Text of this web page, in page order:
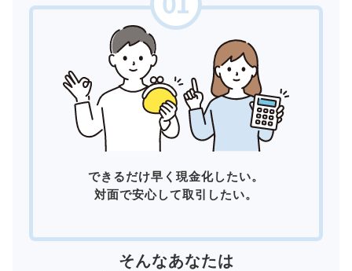
できるだけ早く現金化したい。
対面で安心して取引したい。
そんなあなたは